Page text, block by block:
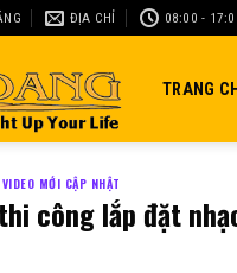
ĐỊA CHỈ 08:00 -
TRANG
MỚI CẬP NHẬT
công lắp đặt